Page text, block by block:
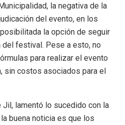
la negativa de la
del evento, en los
la opción de seguir
festival. Pese a esto, no
para realizar el evento
sin costos asociados para el
Jil, lamentó lo sucedido con la
buena noticia es que los